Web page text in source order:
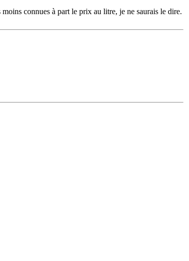
connues à part le prix au litre, je ne saurais le dire.